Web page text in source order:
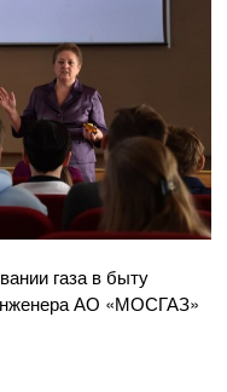
газа в быту
АО «МОСГАЗ»